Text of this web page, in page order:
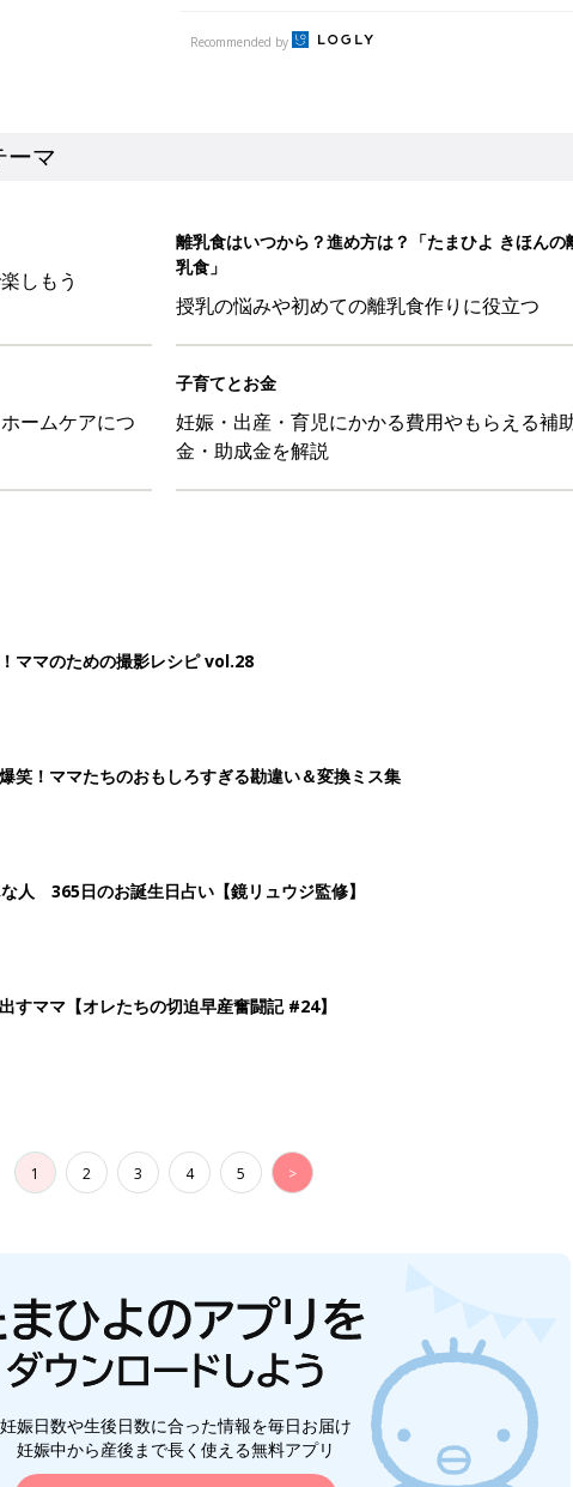
妊娠・出産・育児にかかる費用やもらえる補助
金・助成金を解説
ママのための撮影レシピ vol.28
笑！ママたちのおもしろすぎる勘違い＆変換ミス集
人 365日のお誕生日占い【鏡リュウジ監修】
1 2 3 4 5 >